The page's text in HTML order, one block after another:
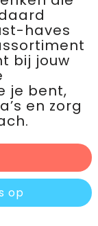
haves
bij jouw
je bent,
en zorg
op